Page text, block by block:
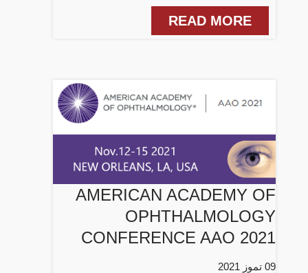
READ MORE
AMERICAN ACADEMY OF
OPHTHALMOLOGY
CONFERENCE AAO 2021
09 تموز 2021